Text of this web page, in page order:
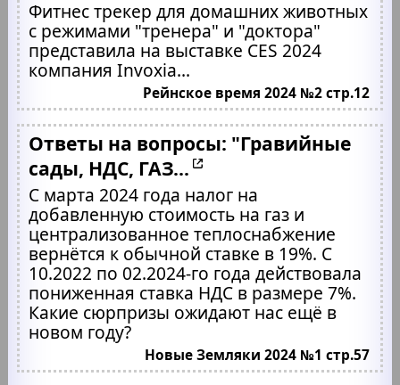
Фитнес трекер для домашних животных
с режимами "тренера" и "доктора"
представила на выставке CES 2024
компания Invoxia...
Рейнское время 2024 №2 стр.12
Ответы на вопросы: "Гравийные
сады, НДС, ГАЗ...
С марта 2024 года налог на
добавленную стоимость на газ и
централизованное теплоснабжение
вернётся к обычной ставке в 19%. С
10.2022 по 02.2024-го года действовала
пониженная ставка НДС в размере 7%.
Какие сюрпризы ожидают нас ещё в
новом году?
Новые Земляки 2024 №1 стр.57